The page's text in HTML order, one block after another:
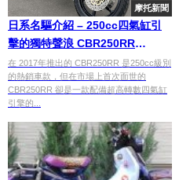
摩托新聞
日系名驅介紹 – 250cc四氣缸引
擊的獨特聲浪 CBR250RR
(MC22）
在 2017年推出的 CBR250RR 是250cc級別
的熱銷車款，但在市場上首次面世的
CBR250RR 卻是一款配備超高轉數四氣缸
引擎的...